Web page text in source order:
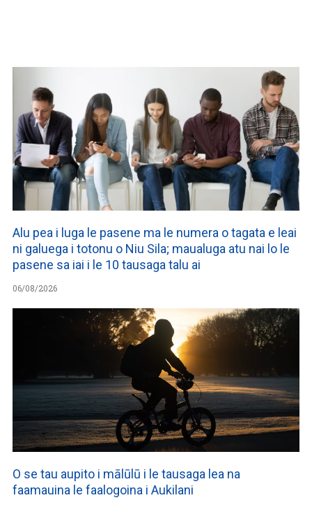
Alu pea i luga le pasene ma le numera o tagata e leai
ni galuega i totonu o Niu Sila; maualuga atu nai lo le
pasene sa iai i le 10 tausaga talu ai
06/08/2026
O se tau aupito i mālūlū i le tausaga lea na
faamauina le faalogoina i Aukilani